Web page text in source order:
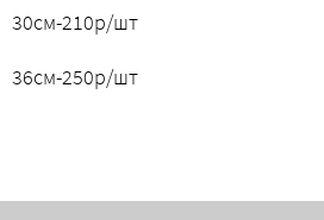
30см-210р/шт
36см-250р/шт